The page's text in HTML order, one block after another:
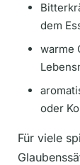
dem
warme
oder
Für viele